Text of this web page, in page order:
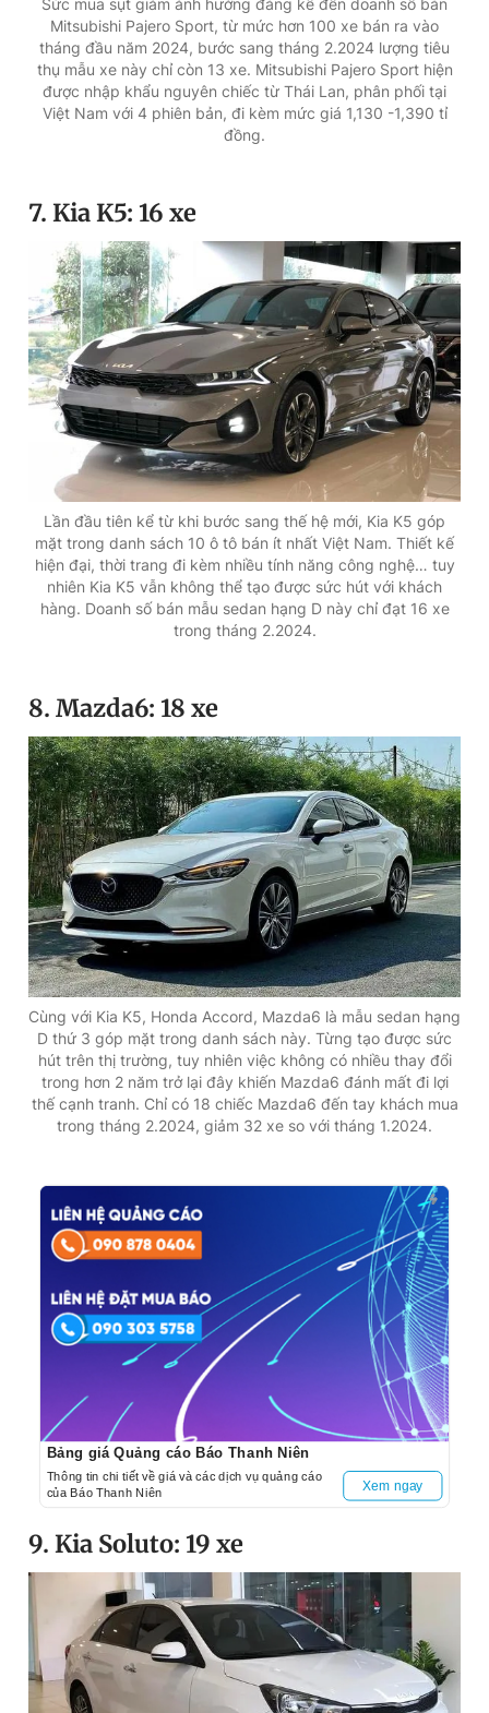
Sức mua sụt giảm ảnh hưởng đáng kể đến doanh số bán
Mitsubishi Pajero Sport, từ mức hơn 100 xe bán ra vào
tháng đầu năm 2024, bước sang tháng 2.2024 lượng tiêu
thụ mẫu xe này chỉ còn 13 xe. Mitsubishi Pajero Sport hiện
được nhập khẩu nguyên chiếc từ Thái Lan, phân phối tại
Việt Nam với 4 phiên bản, đi kèm mức giá 1,130 -1,390 tỉ
đồng.
7. Kia K5: 16 xe
Lần đầu tiên kể từ khi bước sang thế hệ mới, Kia K5 góp
mặt trong danh sách 10 ô tô bán ít nhất Việt Nam. Thiết kế
hiện đại, thời trang đi kèm nhiều tính năng công nghệ… tuy
nhiên Kia K5 vẫn không thể tạo được sức hút với khách
hàng. Doanh số bán mẫu sedan hạng D này chỉ đạt 16 xe
trong tháng 2.2024.
8. Mazda6: 18 xe
Cùng với Kia K5, Honda Accord, Mazda6 là mẫu sedan hạng
D thứ 3 góp mặt trong danh sách này. Từng tạo được sức
hút trên thị trường, tuy nhiên việc không có nhiều thay đổi
trong hơn 2 năm trở lại đây khiến Mazda6 đánh mất đi lợi
thế cạnh tranh. Chỉ có 18 chiếc Mazda6 đến tay khách mua
trong tháng 2.2024, giảm 32 xe so với tháng 1.2024.
Bảng giá Quảng cáo Báo Thanh Niên
Thông tin chi tiết về giá và các dịch vụ quảng cáo
của Báo Thanh Niên
Xem ngay
9. Kia Soluto: 19 xe